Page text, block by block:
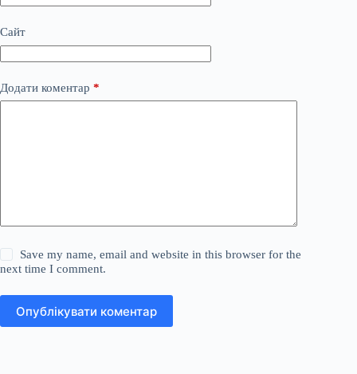
Сайт
Додати коментар *
Save my name, email and website in this browser for the
next time I comment.
Опублікувати коментар